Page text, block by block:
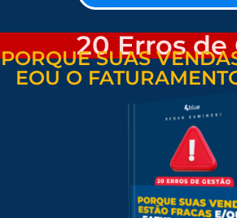
20 Erros de
PORQUE SUAS
EOU O